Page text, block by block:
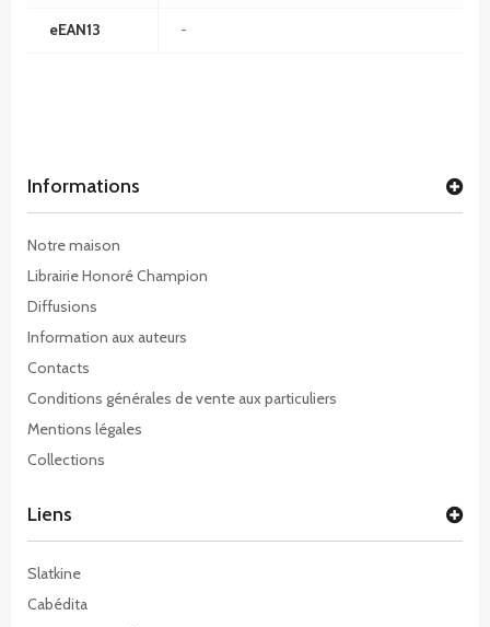
eEAN13 -
Informations
Notre maison
Librairie Honoré Champion
Diffusions
Information aux auteurs
Contacts
Conditions générales de vente aux particuliers
Mentions légales
Collections
Liens
Slatkine
Cabédita